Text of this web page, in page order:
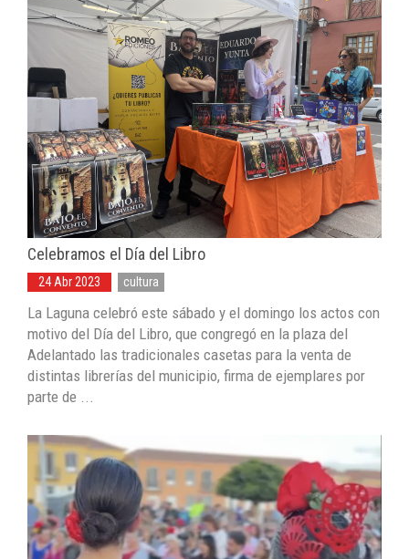
Celebramos el Día del Libro
24 Abr 2023 cultura
La Laguna celebró este sábado y el domingo los actos con
motivo del Día del Libro, que congregó en la plaza del
Adelantado las tradicionales casetas para la venta de
distintas librerías del municipio, firma de ejemplares por
parte de ...